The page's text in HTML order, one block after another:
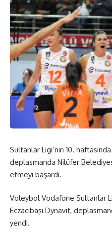
Sultanlar Ligi’nin 10.
deplasmanda Nilüfer
etmeyi başardı.
Voleybol Vodafone Sultanlar
Eczacıbaşı Dynavit,
yendi.